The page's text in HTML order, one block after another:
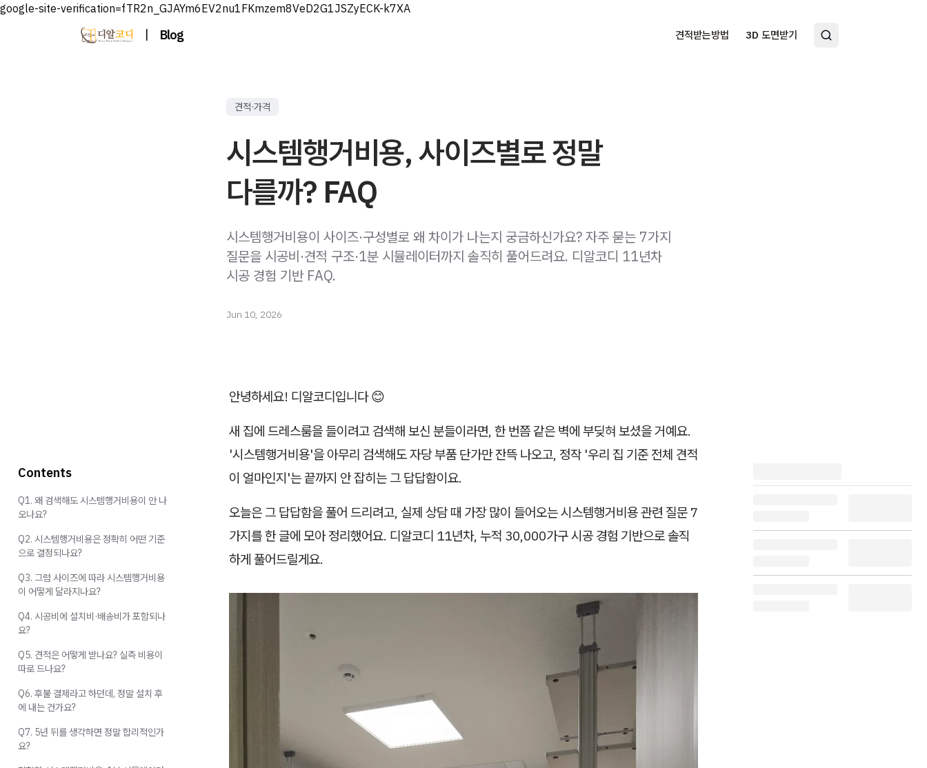
google-site-verification=fTR2n_GJAYm6EV2nu1FKmzem8VeD2G1JSZyECK-k7XA
| Blog 견적받는방법 3D 도면받기
견적·가격
시스템행거비용, 사이즈별로 정말
다를까? FAQ
시스템행거비용이 사이즈·구성별로 왜 차이가 나는지 궁금하신가요? 자주 묻는 7가지
질문을 시공비·견적 구조·1분 시뮬레이터까지 솔직히 풀어드려요. 디알코디 11년차
시공 경험 기반 FAQ.
Jun 10, 2026
안녕하세요! 디알코디입니다 😊
새 집에 드레스룸을 들이려고 검색해 보신 분들이라면, 한 번쯤 같은 벽에 부딪혀 보셨을 거예요.
'시스템행거비용'을 아무리 검색해도 자당 부품 단가만 잔뜩 나오고, 정작 '우리 집 기준 전체 견적
이 얼마인지'는 끝까지 안 잡히는 그 답답함이요.
오늘은 그 답답함을 풀어 드리려고, 실제 상담 때 가장 많이 들어오는 시스템행거비용 관련 질문 7
가지를 한 글에 모아 정리했어요. 디알코디 11년차, 누적 30,000가구 시공 경험 기반으로 솔직
하게 풀어드릴게요.
Contents
Q1. 왜 검색해도 시스템행거비용이 안 나
오나요?
Q2. 시스템행거비용은 정확히 어떤 기준
으로 결정되나요?
Q3. 그럼 사이즈에 따라 시스템행거비용
이 어떻게 달라지나요?
Q4. 시공비에 설치비·배송비가 포함되나
요?
Q5. 견적은 어떻게 받나요? 실측 비용이
따로 드나요?
Q6. 후불 결제라고 하던데, 정말 설치 후
에 내는 건가요?
Q7. 5년 뒤를 생각하면 정말 합리적인가
요?